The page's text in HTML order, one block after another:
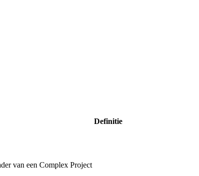
Definitie
van een Complex Project